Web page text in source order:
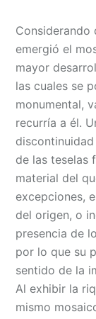
Considerando
emergió el
mayor
las cuales se
monumental,
recurría a él.
de las teselas
material del
excepciones,
del origen, o
presencia de
por lo que su
sentido de la
Al exhibir la
mismo